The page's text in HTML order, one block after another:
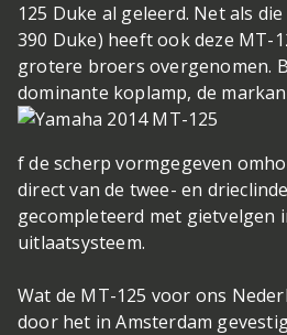
125 Duke al geleerd. Net als
390 Duke) heeft ook deze MT-
grotere broers overgenomen.
dominante koplamp, de
f de scherp vormgegeven
direct van de twee- en
gecompleteerd met gietvelgen
uitlaatsysteem.
Wat de MT-125 voor ons
door het in Amsterdam